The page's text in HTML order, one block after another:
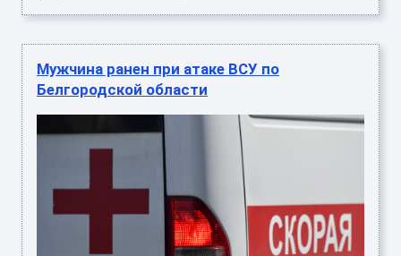
Мужчина ранен при атаке ВСУ по
Белгородской области